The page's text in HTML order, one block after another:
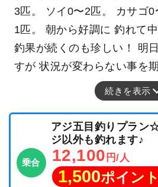
3匹。 ソイ0〜2匹。 カサゴ
1匹。 朝から好調に 釣れて
釣果が続くのも珍しい！ 明
すが 状況が変わらない事を
続きを表示
乗合
アジ五目釣りプラン
ジ以外も釣れます♪
12,100 円/人
1,500ポイン